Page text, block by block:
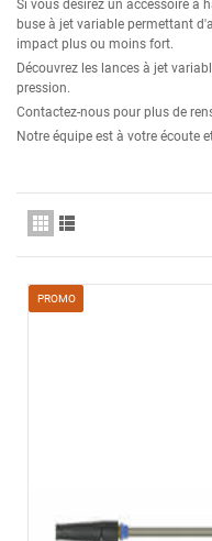
Si vous désirez un accessoire à
buse à jet variable permettant
impact plus ou moins fort.
Découvrez les lances à jet
pression.
Contactez-nous pour plus de
Notre équipe est à votre écoute
PROMO